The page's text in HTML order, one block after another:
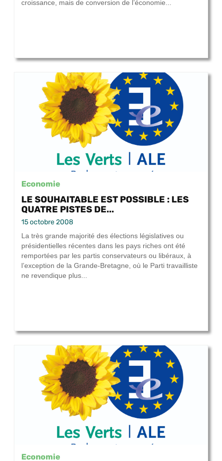
croissance, mais de conversion de l’économie...
Economie
LE SOUHAITABLE EST POSSIBLE : LES
QUATRE PISTES DE...
15 octobre 2008
La très grande majorité des élections législatives ou
présidentielles récentes dans les pays riches ont été
remportées par les partis conservateurs ou libéraux, à
l’exception de la Grande-Bretagne, où le Parti travailliste
ne revendique plus...
Economie